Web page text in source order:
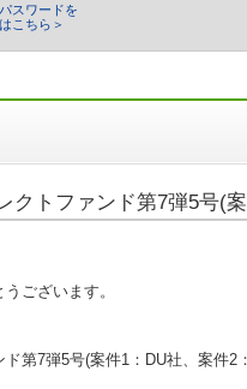
スワードを
こちら＞
クトファンド第7弾5号(
ございます。
第7弾5号(案件1：DU社、案件2